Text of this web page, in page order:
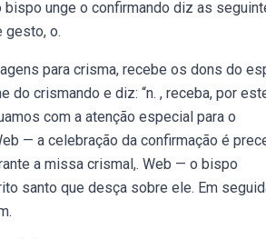
unge o confirmando diz as
gesto, o.
para crisma, recebe os dons do
do crismando e diz: “n. , receba, por
com a atenção especial para o
— a celebração da confirmação é
a missa crismal,. Web — o bispo
santo que desça sobre ele. Em